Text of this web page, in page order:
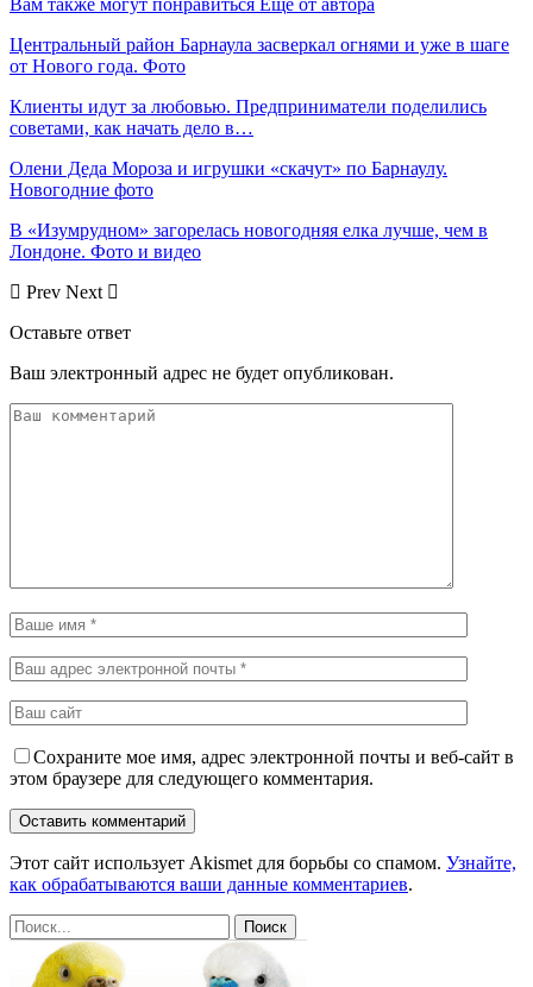
Центральный район Барнаула засверкал огнями и уже в шаге
от Нового года. Фото
Клиенты идут за любовью. Предприниматели поделились
советами, как начать дело в…
Олени Деда Мороза и игрушки «скачут» по Барнаулу.
Новогодние фото
В «Изумрудном» загорелась новогодняя елка лучше, чем в
Лондоне. Фото и видео
Prev Next
Оставьте ответ
Ваш электронный адрес не будет опубликован.
Сохраните мое имя, адрес электронной почты и веб-сайт в
этом браузере для следующего комментария.
Этот сайт использует Akismet для борьбы со спамом. Узнайте,
как обрабатываются ваши данные комментариев.